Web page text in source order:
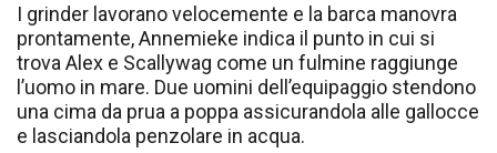
I grinder lavorano velocemente e la barca manovra
prontamente, Annemieke indica il punto in cui si
trova Alex e Scallywag come un fulmine raggiunge
l’uomo in mare. Due uomini dell’equipaggio stendono
una cima da prua a poppa assicurandola alle gallocce
e lasciandola penzolare in acqua.